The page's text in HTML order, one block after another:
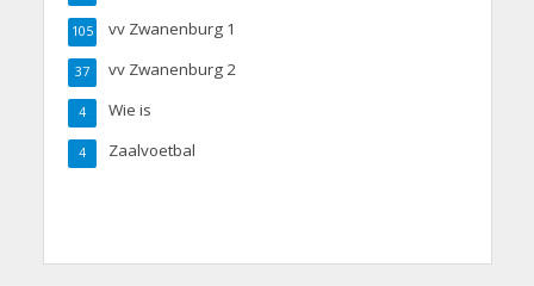
vv Zwanenburg 1
105
vv Zwanenburg 2
37
Wie is
4
Zaalvoetbal
4